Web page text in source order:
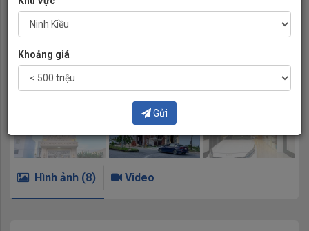
Hình ảnh (8) Video
Khoảng giá
Gửi